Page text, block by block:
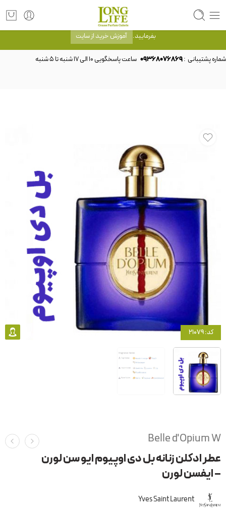
توجه! برند لانگ لایف رایحه های معروف را با شیشه و بسته بندی خود شرکت لانگ لایف
عرضه می کند.که با انتخاب حجم هر ادکلنی می توانید شیشه و بسته بندی را ملاحظه
بفرمایید. آموزش خرید از سایت
شماره پشتیبانی :09368076869
کد: 21079
Belle d'Opium W
عطر ادکلن زنانه بل دی اوپیوم ایو سن لورن
– ایفسن لورن
Yves Saint Laurent